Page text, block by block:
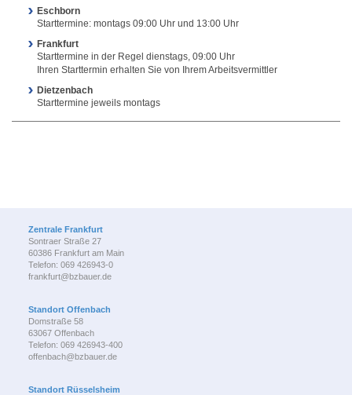
Eschborn
Starttermine: montags 09:00 Uhr und 13:00 Uhr
Frankfurt
Starttermine in der Regel dienstags, 09:00 Uhr
Ihren Starttermin erhalten Sie von Ihrem Arbeitsvermittler
Dietzenbach
Starttermine jeweils montags
Zentrale Frankfurt
Sontraer Straße 27
60386 Frankfurt am Main
Telefon: 069 426943-0
frankfurt@bzbauer.de
Standort Offenbach
Domstraße 58
63067 Offenbach
Telefon: 069 426943-400
offenbach@bzbauer.de
Standort Rüsselsheim